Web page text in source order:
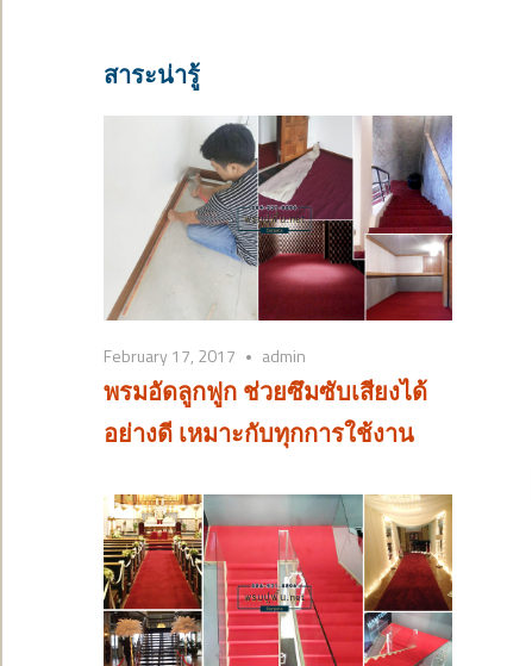
สาระน่ารู้
February 17, 2017 admin
พรมอัดลูกฟูก ช่วยซึมซับเสียงได้
อย่างดี เหมาะกับทุกการใช้งาน